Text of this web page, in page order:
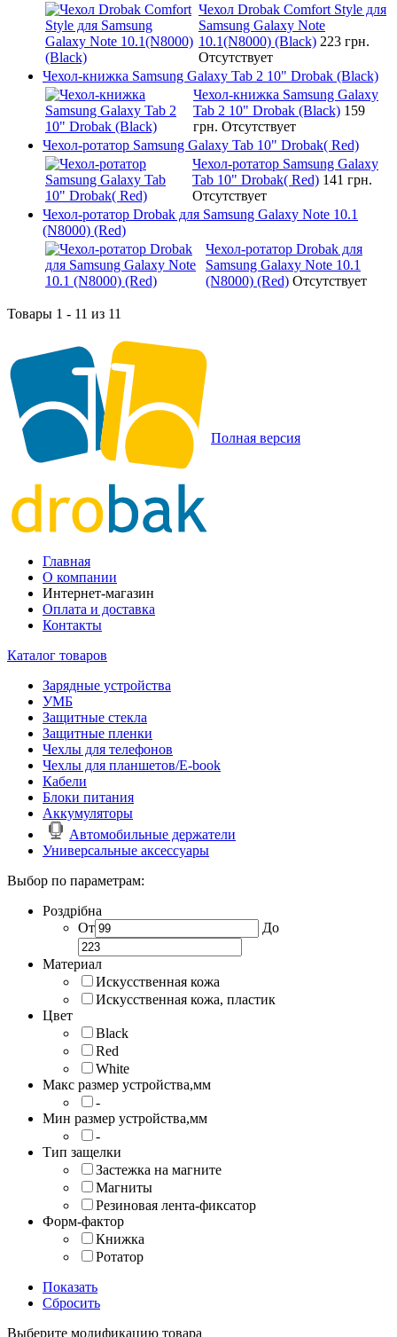
Чехол Drobak Comfort Style для
Samsung Galaxy Note
10.1(N8000) (Black) 223 грн.
Отсутствует
Чехол-книжка Samsung Galaxy Tab 2 10" Drobak (Black)
Чехол-книжка Samsung Galaxy
Tab 2 10" Drobak (Black) 159
грн. Отсутствует
Чехол-ротатор Samsung Galaxy Tab 10" Drobak( Red)
Чехол-ротатор Samsung Galaxy
Tab 10" Drobak( Red) 141 грн.
Отсутствует
Чехол-ротатор Drobak для Samsung Galaxy Note 10.1
(N8000) (Red)
Чехол-ротатор Drobak для
Samsung Galaxy Note 10.1
(N8000) (Red) Отсутствует
Товары 1 - 11 из 11
Полная версия
Главная
О компании
Интернет-магазин
Оплата и доставка
Контакты
Каталог товаров
Зарядные устройства
УМБ
Защитные стекла
Защитные пленки
Чехлы для телефонов
Чехлы для планшетов/E-book
Кабели
Блоки питания
Аккумуляторы
Автомобильные держатели
Универсальные аксессуары
Выбор по параметрам:
Роздрібна
От
До
Материал
Искусственная кожа
Искусственная кожа, пластик
Цвет
Black
Red
White
Макс размер устройства,мм
-
Мин размер устройства,мм
-
Тип защелки
Застежка на магните
Магниты
Резиновая лента-фиксатор
Форм-фактор
Книжка
Ротатор
Показать
Сбросить
Выберите модификацию товара